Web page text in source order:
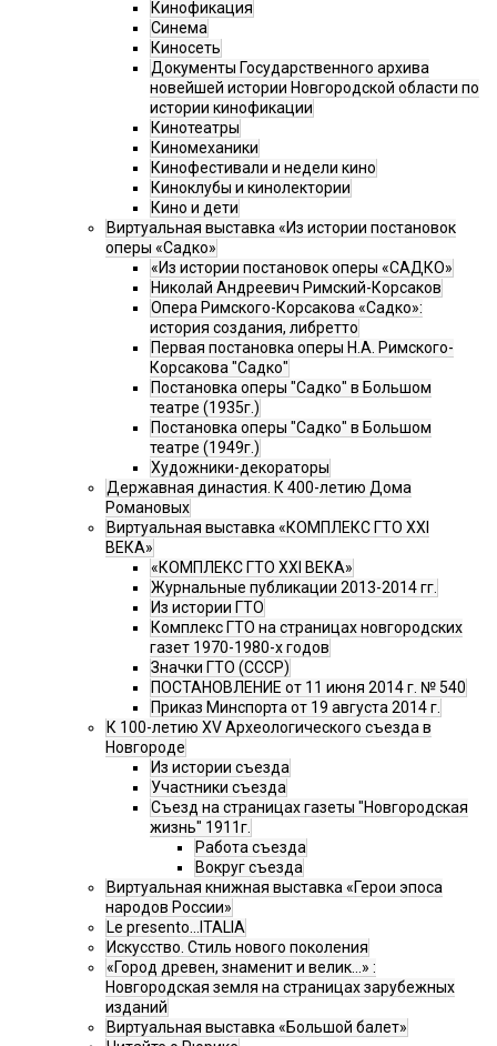
Кинофикация
Синема
Киносеть
Документы Государственного архива
новейшей истории Новгородской области по
истории кинофикации
Кинотеатры
Киномеханики
Кинофестивали и недели кино
Киноклубы и кинолектории
Кино и дети
Виртуальная выставка «Из истории постановок
оперы «Садко»
«Из истории постановок оперы «САДКО»
Николай Андреевич Римский-Корсаков
Опера Римского-Корсакова «Садко»:
история создания, либретто
Первая постановка оперы Н.А. Римского-
Корсакова "Садко"
Постановка оперы "Садко" в Большом
театре (1935г.)
Постановка оперы "Садко" в Большом
театре (1949г.)
Художники-декораторы
Державная династия. К 400-летию Дома
Романовых
Виртуальная выставка «КОМПЛЕКС ГТО XXI
ВЕКА»
«КОМПЛЕКС ГТО XXI ВЕКА»
Журнальные публикации 2013-2014 гг.
Из истории ГТО
Комплекс ГТО на страницах новгородских
газет 1970-1980-х годов
Значки ГТО (СССР)
ПОСТАНОВЛЕНИЕ от 11 июня 2014 г. № 540
Приказ Минспорта от 19 августа 2014 г.
К 100-летию XV Археологического съезда в
Новгороде
Из истории съезда
Участники съезда
Cъезд на страницах газеты "Новгородская
жизнь" 1911г.
Работа съезда
Вокруг съезда
Виртуальная книжная выставка «Герои эпоса
народов России»
Le presento...ITALIA
Искусство. Стиль нового поколения
«Город древен, знаменит и велик…» :
Новгородская земля на страницах зарубежных
изданий
Виртуальная выставка «Большой балет»